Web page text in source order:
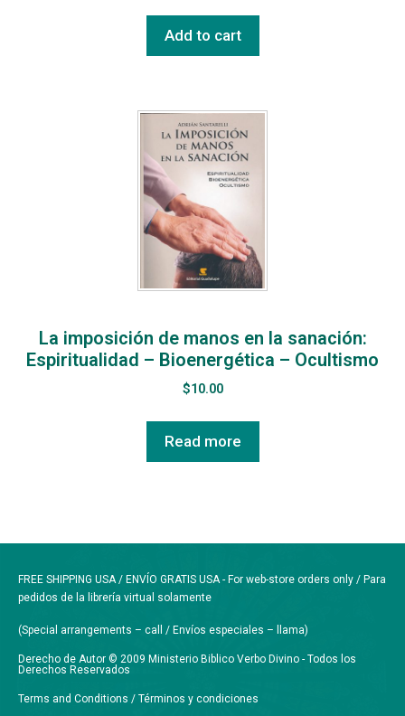
Add to cart
La imposición de manos en la sanación:
Espiritualidad – Bioenergética – Ocultismo
$10.00
Read more
FREE SHIPPING USA / ENVÍO GRATIS USA - For web-store orders only / Para
pedidos de la librería virtual solamente
(Special arrangements – call / Envíos especiales – llama)
Derecho de Autor © 2009 Ministerio Biblico Verbo Divino - Todos los
Derechos Reservados
Terms and Conditions / Términos y condiciones